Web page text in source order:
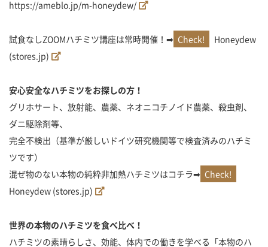
https://ameblo.jp/m-honeydew/
試食なしZOOMハチミツ講座は常時開催！➡
Honeydew
(stores.jp)
安心安全なハチミツをお探しの方！
グリホサート、放射能、農薬、ネオニコチノイド農薬、殺虫剤、
ダニ駆除剤等、
完全不検出（基準が厳しいドイツ研究機関等で検査済みのハチミ
ツです）
混ぜ物のない本物の純粋非加熱ハチミツはコチラ➡
Honeydew (stores.jp)
世界の本物のハチミツを食べ比べ！
ハチミツの素晴らしさ、効能、体内での働きを学べる「本物のハ